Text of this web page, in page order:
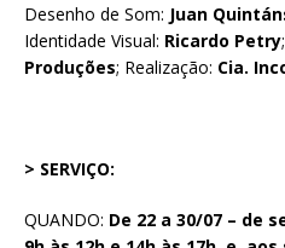
Desenho de Som: Juan
Identidade Visual: Ricardo Petry
Produções; Realização: Cia.
> SERVIÇO:
QUANDO: De 22 a 30/07 – de